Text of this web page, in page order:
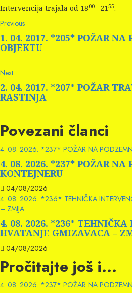
Intervencija trajala od 1800– 2155.
Continue
Reading
PreviousPrevious
post:
1. 04. 2017. *205* POŽAR NA
OBJEKTU
NextNext
post:
2. 04. 2017. *207* POŽAR
RASTINJA
Povezani članci
4. 08. 2026. *237* POŽAR NA
4. 08. 2026. *237* POŽAR NA
KONTEJNERU
04/08/2026
4. 08. 2026. *236* TEHNIČKA
– ZMIJA
4. 08. 2026. *236* TEHNIČKA
HVATANJE GMIZAVACA –
04/08/2026
Pročitajte još i...
4. 08. 2026. *237* POŽAR NA